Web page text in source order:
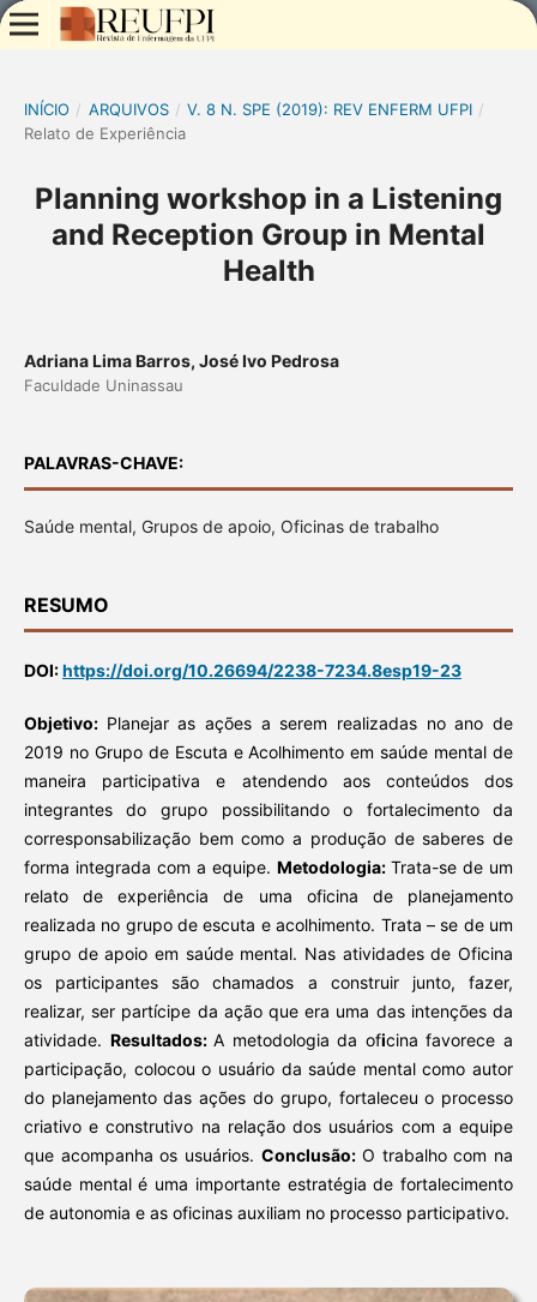
INÍCIO / ARQUIVOS / V. 8 N. SPE (2019): REV ENFERM UFPI /
Relato de Experiência
Planning workshop in a Listening
and Reception Group in Mental
Health
Adriana Lima Barros, José Ivo Pedrosa
Faculdade Uninassau
PALAVRAS-CHAVE:
Saúde mental, Grupos de apoio, Oficinas de trabalho
RESUMO
DOI:https://doi.org/10.26694/2238-7234.8esp19-23
Objetivo: Planejar as ações a serem realizadas no ano de
2019 no Grupo de Escuta e Acolhimento em saúde mental de
maneira participativa e atendendo aos conteúdos dos
integrantes do grupo possibilitando o fortalecimento da
corresponsabilização bem como a produção de saberes de
forma integrada com a equipe.Metodologia:Trata-se de um
relato de experiência de uma oficina de planejamento
realizada no grupo de escuta e acolhimento. Trata – se de um
grupo de apoio em saúde mental. Nas atividades de Oficina
os participantes são chamados a construir junto, fazer,
realizar, ser partícipe da ação que era uma das intenções da
atividade. Resultados:A metodologia da oficina favorece a
participação, colocou o usuário da saúde mental como autor
do planejamento das ações do grupo, fortaleceu o processo
criativo e construtivo na relação dos usuários com a equipe
que acompanha os usuários. Conclusão: O trabalho com na
saúde mental é uma importante estratégia de fortalecimento
de autonomia e as oficinas auxiliam no processo participativo.